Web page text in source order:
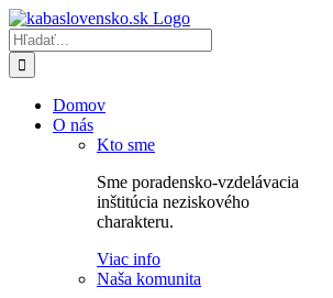
Skip
to
content
Hľadať:
Domov
O nás
Kto sme
Sme poradensko-vzdelávacia
inštitúcia neziskového
charakteru.
Viac info
Naša komunita